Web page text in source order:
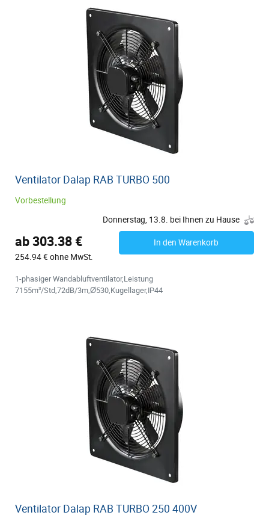
Ventilator Dalap RAB TURBO 500
Vorbestellung
Donnerstag, 13.8. bei Ihnen zu Hause
ab 303.38 €
254.94 € ohne MwSt.
In den Warenkorb
1-phasiger Wandabluftventilator,Leistung
7155m³/Std,72dB/3m,Ø530,Kugellager,IP44
Ventilator Dalap RAB TURBO 250 400V